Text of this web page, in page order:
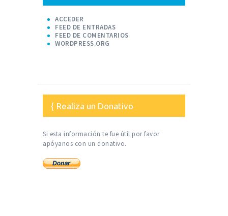
ACCEDER
FEED DE ENTRADAS
FEED DE COMENTARIOS
WORDPRESS.ORG
Realiza un Donativo
Si esta información te fue útil por favor
apóyanos con un donativo.